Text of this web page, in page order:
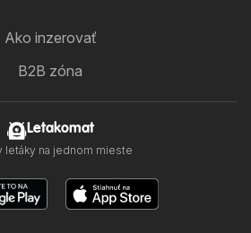
Ako inzerovať
B2B zóna
Letakomat
letáky na jednom mieste